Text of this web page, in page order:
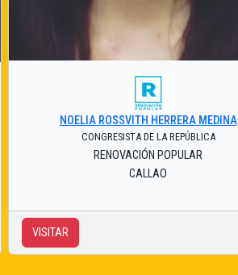
NOELIA ROSSVITH HERRERA MEDINA
CONGRESISTA DE LA REPÚBLICA
RENOVACIÓN POPULAR
CALLAO
VISITAR